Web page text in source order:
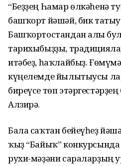
“Беҙҙең Һамар өлкәһенә
башҡорт йәшәй, бик
Башҡортостандан алыҫ
тарихыбыҙҙы,
итәбеҙ, һаҡлайбыҙ.
күңелемде йылытыусы
биреүсе төп этәргестәрҙең
Алзирә.
Бала саҡтан бейеүһеҙ
ҡыҙ “Байыҡ”
рухи-мәҙәни сараларҙың